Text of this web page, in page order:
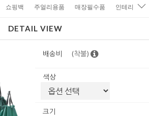
쇼핑백 주얼리용품 매장필수품 인테리어소
DETAIL VIEW
배송비 (착불)
색상
크기